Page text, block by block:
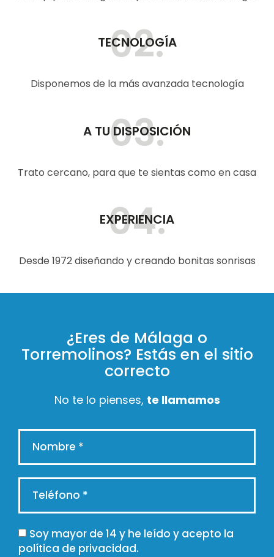
TECNOLOGÍA
02.
Disponemos de la más avanzada tecnología
A TU DISPOSICIÓN
03.
Trato cercano, para que te sientas como en casa
EXPERIENCIA
04.
Desde 1972 diseñando y creando bonitas sonrisas
¿Eres de Málaga o
Torremolinos? Estás en el sitio
correcto
No te lo pienses, te llamamos
Soy mayor de 14 y he leído y acepto la
política de privacidad.